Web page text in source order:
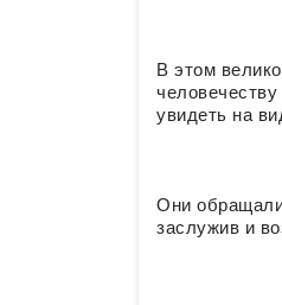
В этом
увидеть на
Они
заслужив и